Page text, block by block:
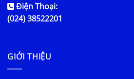
Điện Thoại:
(024) 38522201
GIỚI THIỆU